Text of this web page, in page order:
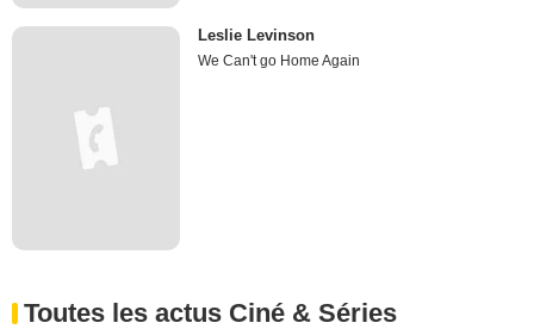
Leslie Levinson
We Can't go Home Again
Toutes les actus Ciné & Séries